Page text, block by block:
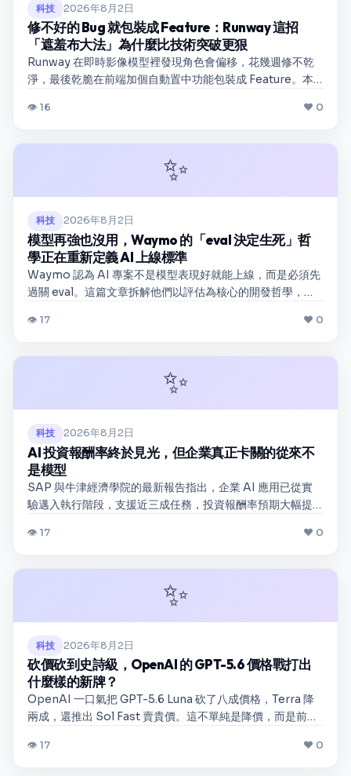
科技 2026年8月2日
修不好的 Bug 就包裝成 Feature：Runway 這招
「遮羞布大法」為什麼比技術突破更狠
Runway 在即時影像模型裡發現角色會偏移，花幾週修不乾
淨，最後乾脆在前端加個自動置中功能包裝成 Feature。本
本，以及為什麼把限制包成產品才是這波 AI 落地最重要的產
👁 16 ❤ 0
✨
科技 2026年8月2日
模型再強也沒用，Waymo 的「eval 決定生死」哲
學正在重新定義 AI 上線標準
Waymo 認為 AI 專案不是模型表現好就能上線，而是必須先
過關 eval。這篇文章拆解他們以評估為核心的開發哲學，以
👁 17 ❤ 0
✨
科技 2026年8月2日
AI 投資報酬率終於見光，但企業真正卡關的從來不
是模型
SAP 與牛津經濟學院的最新報告指出，企業 AI 應用已從實
驗邁入執行階段，支援近三成任務，投資報酬率預期大幅提
數據語境流失與治理盲區。本文剖析企業為何滿意目前成
👁 17 ❤ 0
✨
科技 2026年8月2日
砍價砍到史詩級，OpenAI 的 GPT-5.6 價格戰打出
什麼樣的新牌？
OpenAI 一口氣把 GPT-5.6 Luna 砍了八成價格，Terra 降
兩成，還推出 Sol Fast 賣貴價。這不單純是降價，而是前線
贏家不是開發者，而是那些靠量取勝的 Agent 系統。
👁 17 ❤ 0